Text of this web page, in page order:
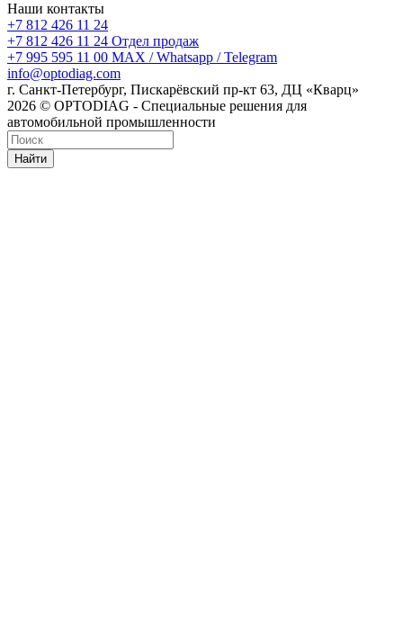
Наши контакты
+7 812 426 11 24
+7 812 426 11 24 Отдел продаж
+7 995 595 11 00 MAX / Whatsapp / Telegram
info@optodiag.com
г. Санкт-Петербург, Пискарёвский пр-кт 63, ДЦ «Кварц»
2026 © OPTODIAG - Специальные решения для
автомобильной промышленности
Найти